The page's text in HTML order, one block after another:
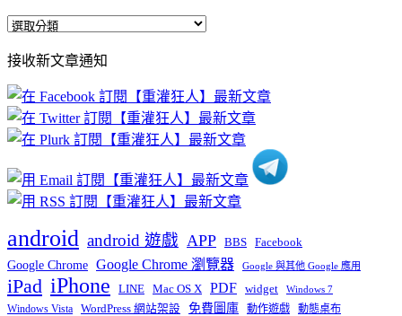
全
文
章
分
類
接收新文章通知
android android 遊戲 APP BBS Facebook
Google Chrome Google Chrome 瀏覽器 Google 與其他 Google 應用
iPad iPhone LINE Mac OS X PDF widget Windows 7
Windows Vista WordPress 網站架設 免費圖庫 動作遊戲 動態桌布